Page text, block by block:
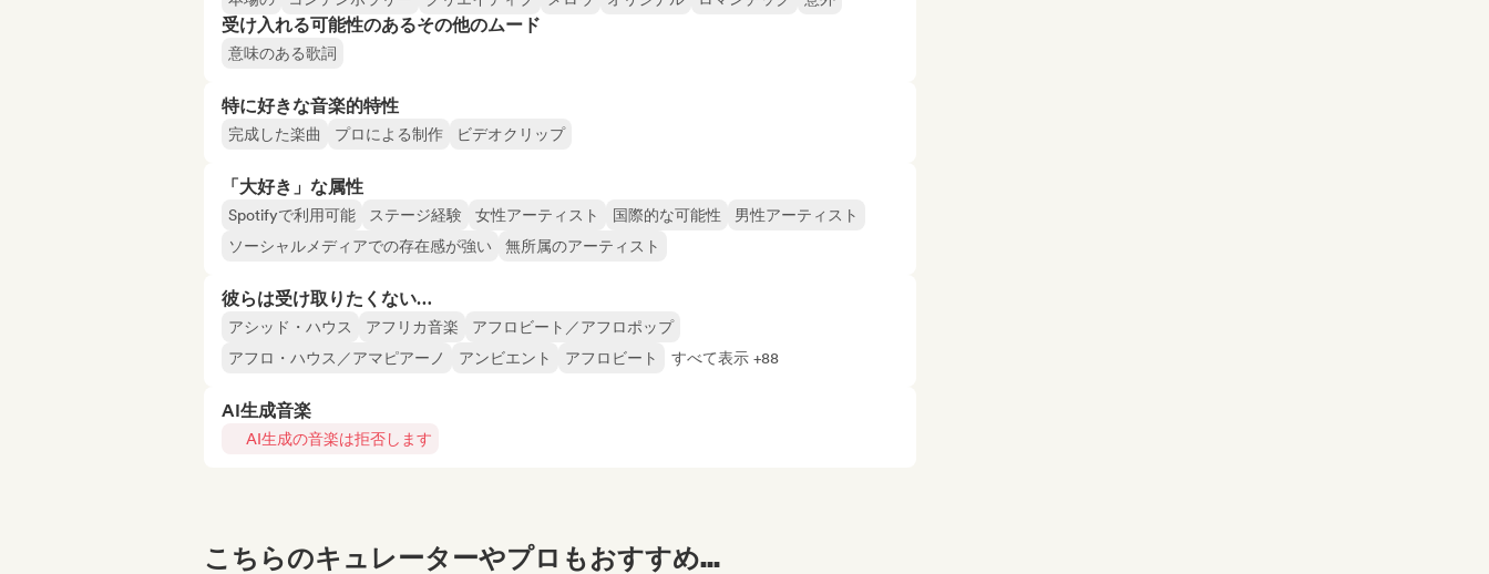
受け入れる可能性のあるその他のムード
意味のある歌詞
特に好きな音楽的特性
完成した楽曲 プロによる制作 ビデオクリップ
「大好き」な属性
Spotifyで利用可能 ステージ経験 女性アーティスト 国際的な可能性
男性アーティスト
ソーシャルメディアでの存在感が強い
無所属のアーティスト
彼らは受け取りたくない…
アシッド・ハウス アフリカ音楽
アフロビート／アフロポップ
アフロ・ハウス／アマピアーノ
アンビエント アフロビート すべて表示 +88
AI生成音楽
AI生成の音楽は拒否します
こちらのキュレーターやプロもおすすめ...